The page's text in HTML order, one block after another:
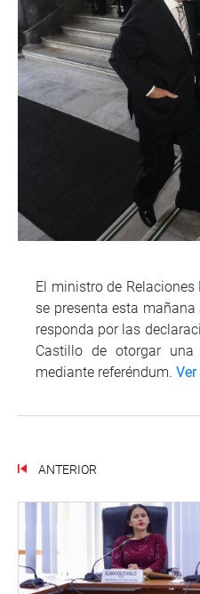
El ministro de Relaciones
se presenta esta
responda por las
Castillo de otorgar
mediante referéndum.
ANTERIOR